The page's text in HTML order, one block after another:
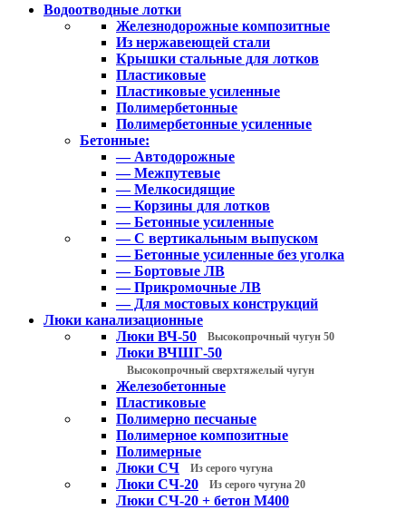
Водоотводные лотки
Железнодорожные композитные
Из нержавеющей стали
Крышки стальные для лотков
Пластиковые
Пластиковые усиленные
Полимербетонные
Полимербетонные усиленные
Бетонные:
— Автодорожные
— Межпутевые
— Мелкосидящие
— Корзины для лотков
— Бетонные усиленные
— С вертикальным выпуском
— Бетонные усиленные без уголка
— Бортовые ЛВ
— Прикромочные ЛВ
— Для мостовых конструкций
Люки канализационные
Люки ВЧ-50
Высокопрочный чугун 50
Люки ВЧШГ-50
Высокопрочный сверхтяжелый чугун
Железобетонные
Пластиковые
Полимерно песчаные
Полимерное композитные
Полимерные
Люки СЧ
Из серого чугуна
Люки СЧ-20 Из серого чугуна 20
Люки СЧ-20 + бетон М400